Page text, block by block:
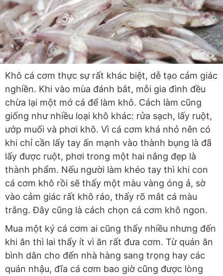
Khô cá cơm thực sự rất khác biệt, dễ tạo cảm giác
nghiền. Khi vào mùa đánh bắt, mỗi gia đình đều
chừa lại một mớ cá để làm khô. Cách làm cũng
giống như nhiều loại khô khác: rửa sạch, lấy ruột,
ướp muối và phơi khô. Vì cá cơm khá nhỏ nên có
khi chỉ cần lấy tay ấn mạnh vào thành bụng là đã
lấy được ruột, phơi trong một hai nắng đẹp là
thành phẩm. Nếu người làm khéo tay thì khi con
cá cơm khô rồi sẽ thấy một màu vàng óng ả, sờ
vào cảm giác rất khô ráo, thấy rõ mắt cá màu
trắng. Đây cũng là cách chọn cá cơm khô ngon.
Mua một ký cá cơm ai cũng thấy nhiều nhưng đến
khi ăn thì lai thấy ít vì ăn rất đưa cơm. Từ quán ăn
bình dân cho đến nhà hàng sang trọng hay các
quán nhậu, đĩa cá cơm bao giờ cũng được lòng